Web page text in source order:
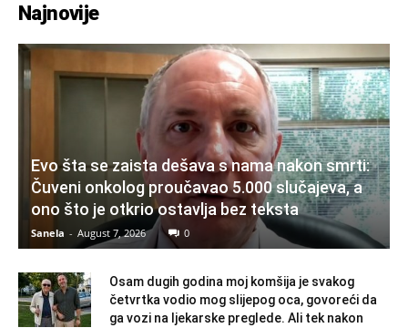
Najnovije
Evo šta se zaista dešava s nama nakon smrti:
Čuveni onkolog proučavao 5.000 slučajeva, a
ono što je otkrio ostavlja bez teksta
Sanela - August 7, 2026 0
Osam dugih godina moj komšija je svakog
četvrtka vodio mog slijepog oca, govoreći da
ga vozi na ljekarske preglede. Ali tek nakon